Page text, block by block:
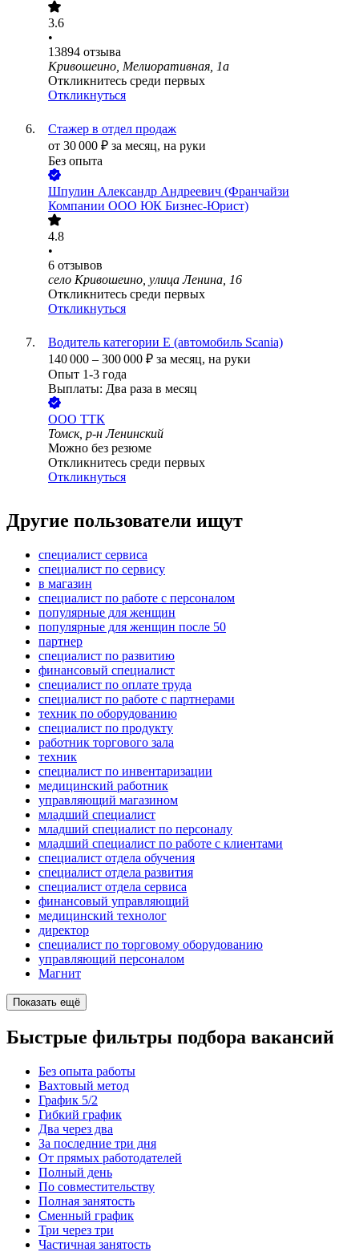
3.6
•
13894 отзыва
Кривошеино, Мелиоративная, 1а
Откликнитесь среди первых
Откликнуться
Стажер в отдел продаж
от 30 000 ₽ за месяц, на руки
Без опыта
Шпулин Александр Андреевич (Франчайзи
Компании ООО ЮК Бизнес-Юрист)
4.8
•
6 отзывов
село Кривошеино, улица Ленина, 16
Откликнитесь среди первых
Откликнуться
Водитель категории Е (автомобиль Scania)
140 000 – 300 000 ₽ за месяц, на руки
Опыт 1-3 года
Выплаты: Два раза в месяц
ООО ТТК
Томск, р-н Ленинский
Можно без резюме
Откликнитесь среди первых
Откликнуться
Другие пользователи ищут
специалист сервиса
специалист по сервису
в магазин
специалист по работе с персоналом
популярные для женщин
популярные для женщин после 50
партнер
специалист по развитию
финансовый специалист
специалист по оплате труда
специалист по работе с партнерами
техник по оборудованию
специалист по продукту
работник торгового зала
техник
специалист по инвентаризации
медицинский работник
управляющий магазином
младший специалист
младший специалист по персоналу
младший специалист по работе с клиентами
специалист отдела обучения
специалист отдела развития
специалист отдела сервиса
финансовый управляющий
медицинский технолог
директор
специалист по торговому оборудованию
управляющий персоналом
Магнит
Показать ещё
Быстрые фильтры подбора вакансий
Без опыта работы
Вахтовый метод
График 5/2
Гибкий график
Два через два
За последние три дня
От прямых работодателей
Полный день
По совместительству
Полная занятость
Сменный график
Три через три
Частичная занятость